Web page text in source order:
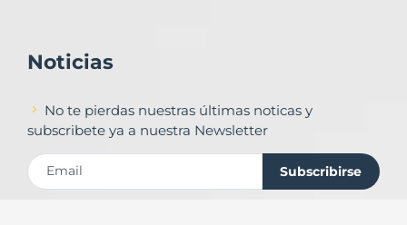
Noticias
No te pierdas nuestras últimas noticas y
subscribete ya a nuestra Newsletter
Subscribirse